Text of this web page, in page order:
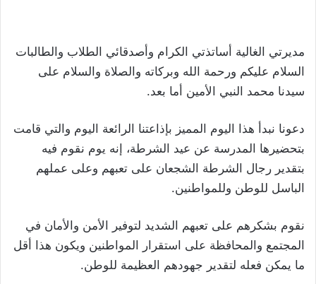
مديرتي الغالية أساتذتي الكرام وأصدقائي الطلاب والطالبات
السلام عليكم ورحمة الله وبركاته والصلاة والسلام على
سيدنا محمد النبي الأمين أما بعد.
دعونا نبدأ هذا اليوم المميز بإذاعتنا الرائعة اليوم والتي قامت
بتحضيرها المدرسة عن عيد الشرطة، إنه يوم نقوم فيه
بتقدير رجال الشرطة الشجعان على تعبهم وعلى عملهم
الباسل للوطن وللمواطنين.
نقوم بشكرهم على تعبهم الشديد لتوفير الأمن والأمان في
المجتمع والمحافظة على استقرار المواطنين ويكون هذا أقل
ما يمكن فعله لتقدير جهودهم العظيمة للوطن.